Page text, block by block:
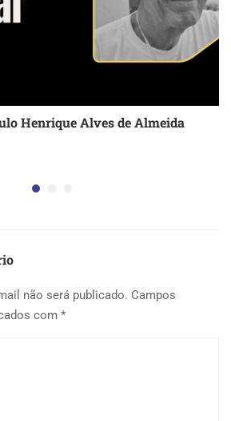
Henrique Alves de Almeida
não será publicado. Campos
com *